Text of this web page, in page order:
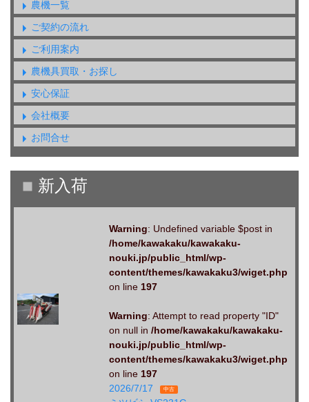
農機一覧
ご契約の流れ
ご利用案内
農機具買取・お探し
安心保証
会社概要
お問合せ
Warning: Undefined variable $post in
/home/kawakaku/kawakaku-
nouki.jp/public_html/wp-
content/themes/kawakaku3/wiget.php
on line 197
Warning: Attempt to read property "ID"
on null in /home/kawakaku/kawakaku-
nouki.jp/public_html/wp-
content/themes/kawakaku3/wiget.php
on line 197
2026/7/17
中古